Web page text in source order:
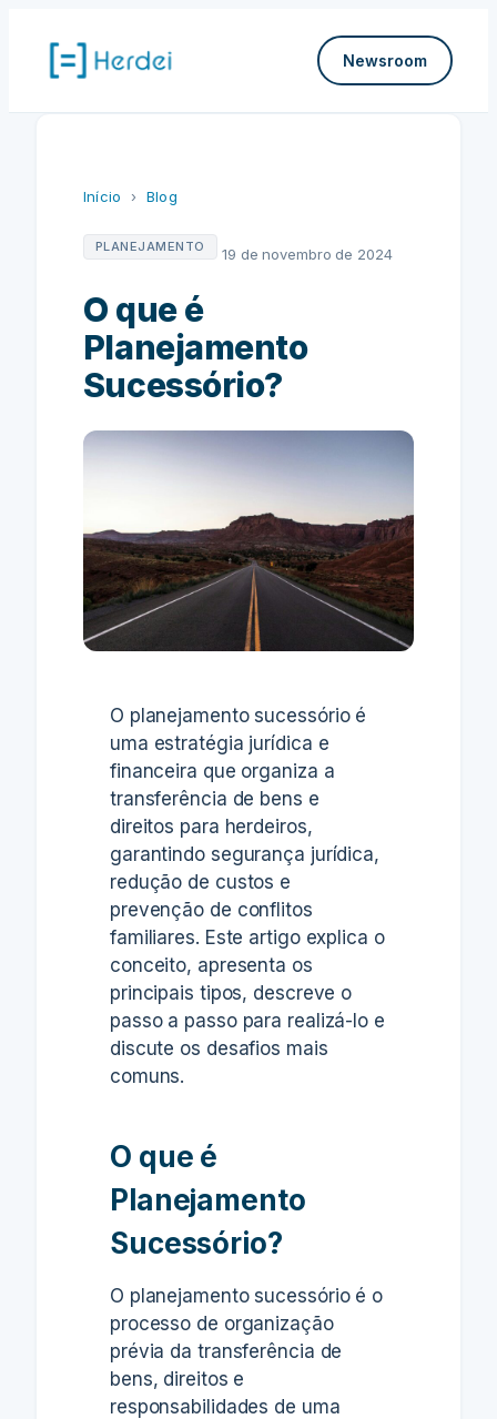
Newsroom
Início › Blog
PLANEJAMENTO 19 de novembro de 2024
O que é
Planejamento
Sucessório?
O planejamento sucessório é
uma estratégia jurídica e
financeira que organiza a
transferência de bens e
direitos para herdeiros,
garantindo segurança jurídica,
redução de custos e
prevenção de conflitos
familiares. Este artigo explica o
conceito, apresenta os
principais tipos, descreve o
passo a passo para realizá-lo e
discute os desafios mais
comuns.
O que é
Planejamento
Sucessório?
O planejamento sucessório é o
processo de organização
prévia da transferência de
bens, direitos e
responsabilidades de uma